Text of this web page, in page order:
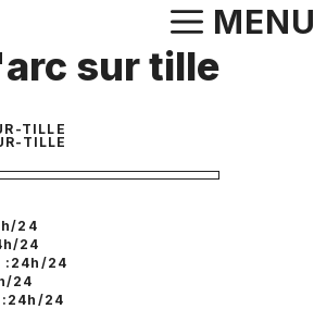
au
contenu
MENU
sur tille
TILLE
TILLE
24
24
24
24
24